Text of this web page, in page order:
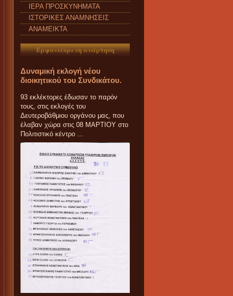
ΙΕΡΑ ΠΡΟΣΚΥΝΗΜΑΤΑ
ΙΣΤΟΡΙΚΕΣ ΑΝΑΜΝΗΣΕΙΣ
ΑΝΑΜΕΙΚΤΑ
Εμφανιζόμενη ανάρτηση
Δυναμική εκλογή νέου
διοικητικού του Συνδικάτου.
93 εκλέκτορες έδωσαν το παρόν
τους, στις εκλογές του
Δευτεροβάθμιου οργάνου μας, που
έλαβαν χώρα στις 08 ΜΑΡΤΙΟΥ στο
Πολιτιστικό κέντρο ...